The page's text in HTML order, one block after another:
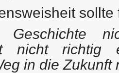
Geschichte
nicht richtig
in die Zukunft